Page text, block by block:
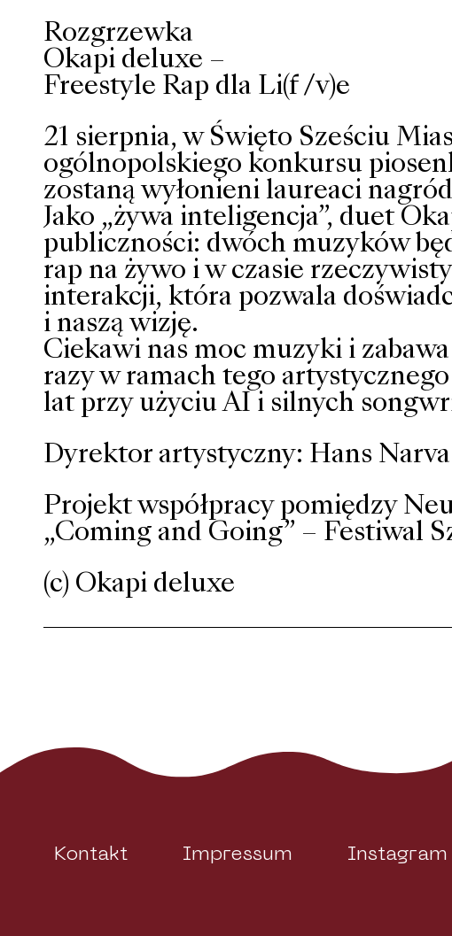
Rozgrzewka
Okapi deluxe –
Freestyle Rap dla Li(f /v)e
21 sierpnia, w Święto Sześciu
ogólnopolskiego konkursu
zostaną wyłonieni laureaci
Jako „żywa inteligencja”, duet
publiczności: dwóch muzyków
rap na żywo i w czasie
interakcji, która pozwala
i naszą wizję.
Ciekawi nas moc muzyki i
razy w ramach tego
lat przy użyciu AI i silnych
Dyrektor artystyczny: Hans Narva
Projekt współpracy pomiędzy
„Coming and Going” – Festiwal
(c) Okapi deluxe
Kontakt Impressum Instagram